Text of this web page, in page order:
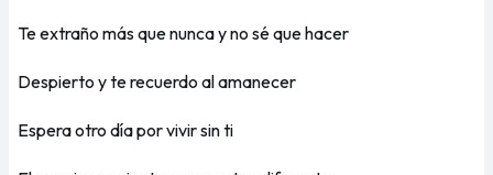
Te extraño más que nunca y no sé que hacer
Despierto y te recuerdo al amanecer
Espera otro día por vivir sin ti